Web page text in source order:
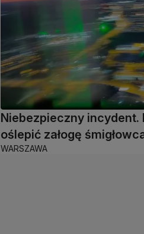
Niebezpieczny incydent.
oślepić załogę
WARSZAWA